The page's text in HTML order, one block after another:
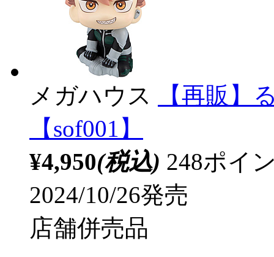
メガハウス
【再販】
【sof001】
¥4,950(税込) 248ポイ
2024/10/26発売
店舗併売品